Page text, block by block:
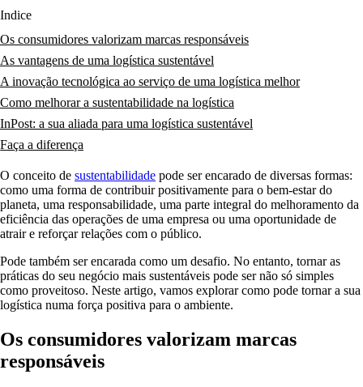
Índice
Os consumidores valorizam marcas responsáveis
As vantagens de uma logística sustentável
A inovação tecnológica ao serviço de uma logística melhor
Como melhorar a sustentabilidade na logística
InPost: a sua aliada para uma logística sustentável
Faça a diferença
O conceito de sustentabilidade pode ser encarado de diversas formas:
como uma forma de contribuir positivamente para o bem-estar do
planeta, uma responsabilidade, uma parte integral do melhoramento da
eficiência das operações de uma empresa ou uma oportunidade de
atrair e reforçar relações com o público.
Pode também ser encarada como um desafio. No entanto, tornar as
práticas do seu negócio mais sustentáveis pode ser não só simples
como proveitoso. Neste artigo, vamos explorar como pode tornar a sua
logística numa força positiva para o ambiente.
Os consumidores valorizam marcas
responsáveis